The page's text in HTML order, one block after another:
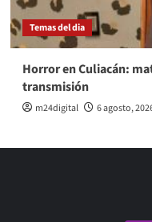
Temas del dia
Horror en Culiacán:
transmisión
m24digital 6 agosto,